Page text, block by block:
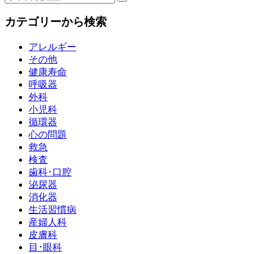
カテゴリーから検索
アレルギー
その他
健康寿命
呼吸器
外科
小児科
循環器
心の問題
救急
検査
歯科･口腔
泌尿器
消化器
生活習慣病
産婦人科
皮膚科
目･眼科